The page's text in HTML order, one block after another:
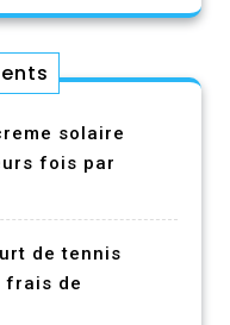
solaire
fois par
de tennis
frais de